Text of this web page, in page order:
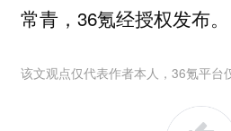
常青，36氪经授权发布。
该文观点仅代表作者本人，36氪平台